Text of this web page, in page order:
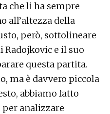
che li ha sempre
all’altezza della
però, sottolineare
Radojkovic e il suo
questa partita.
ma è davvero piccola
abbiamo fatto
per analizzare